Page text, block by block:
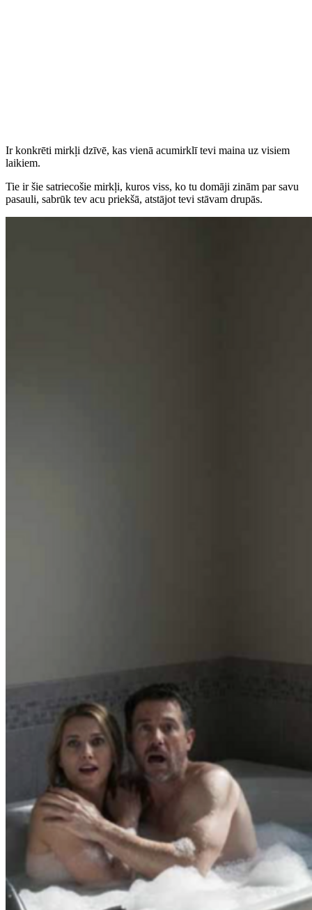
Ir konkrēti mirkļi dzīvē, kas vienā acumirklī tevi maina uz visiem
laikiem.
Tie ir šie satriecošie mirkļi, kuros viss, ko tu domāji zinām par savu
pasauli, sabrūk tev acu priekšā, atstājot tevi stāvam drupās.